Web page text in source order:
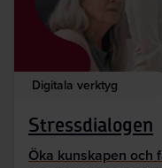
Digitala verktyg
Stressdialogen
Öka kunskapen och